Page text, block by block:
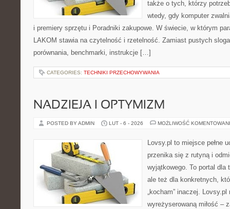
także o tych, którzy
wtedy, gdy komputer
i premiery sprzętu i Poradniki zakupowe. W świecie, w którym
LAKOM stawia na czytelność i rzetelność. Zamiast pustych
porównania, benchmarki, instrukcje […]
CATEGORIES: TECHNIKI PRZECHOWYWANIA
NADZIEJA I OPTYMIZM
POSTED BY ADMIN LUT - 6 - 2026 MOŻLIWOŚĆ
Lovsy.pl to miejsce pełne
przenika się z rutyną i
wyjątkowego. To portal
ale też dla konkretnych,
„kocham” inaczej. Lovsy.pl
wyreżyserowaną miłość –